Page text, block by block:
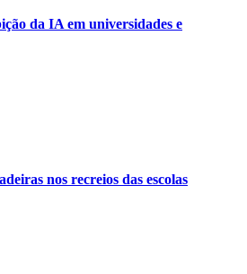
da IA em universidades e
nos recreios das escolas